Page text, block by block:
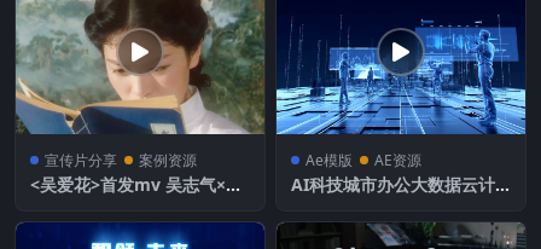
宣传片分享 案例资源
<吴爱花>首发mv 吴志气×华
Ae模版 AE资源
AI科技城市办公大数据云计